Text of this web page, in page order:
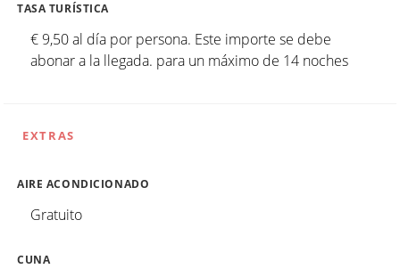
TASA TURÍSTICA
€ 9,50 al día por persona. Este importe se debe
abonar a la llegada. para un máximo de 14 noches
EXTRAS
AIRE ACONDICIONADO
Gratuito
CUNA